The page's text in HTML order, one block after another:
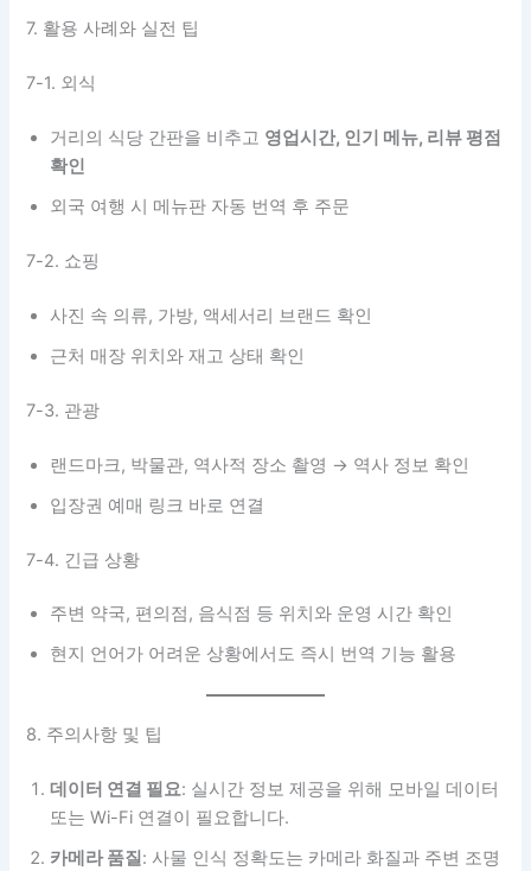
7. 활용 사례와 실전 팁
7-1. 외식
거리의 식당 간판을 비추고 영업시간, 인기 메뉴, 리뷰 평점
확인
외국 여행 시 메뉴판 자동 번역 후 주문
7-2. 쇼핑
사진 속 의류, 가방, 액세서리 브랜드 확인
근처 매장 위치와 재고 상태 확인
7-3. 관광
랜드마크, 박물관, 역사적 장소 촬영 → 역사 정보 확인
입장권 예매 링크 바로 연결
7-4. 긴급 상황
주변 약국, 편의점, 음식점 등 위치와 운영 시간 확인
현지 언어가 어려운 상황에서도 즉시 번역 기능 활용
8. 주의사항 및 팁
데이터 연결 필요: 실시간 정보 제공을 위해 모바일 데이터
또는 Wi-Fi 연결이 필요합니다.
카메라 품질: 사물 인식 정확도는 카메라 화질과 주변 조명